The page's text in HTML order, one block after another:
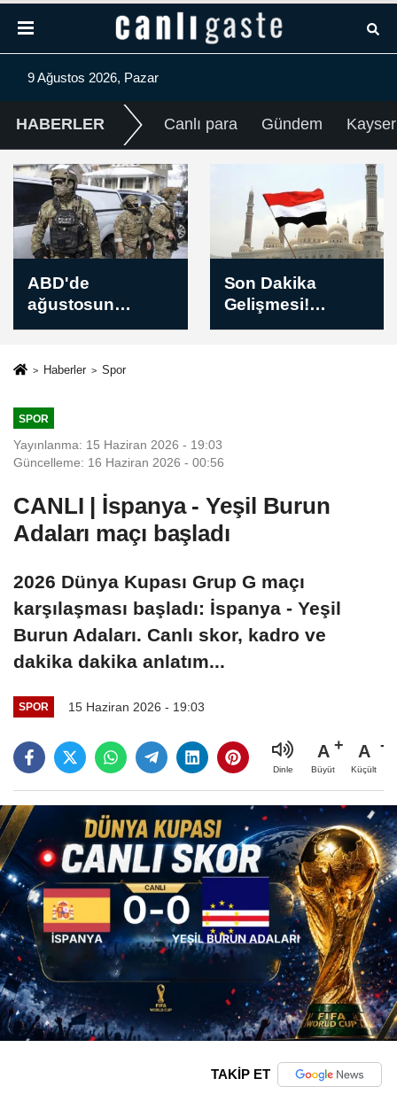
9 Ağustos 2026, Pazar
HABERLER Canlı para Gündem
Son Dakika
Gelişmesi!
Yemen'deki İran
Suudi
petrol şirketi
Aramco'nun
Cizan
rafinerisini
İHA'yla hedef
aldık
İran Meclisi üyesi
Maliki: Hürmüz
Boğazı
Haberler Spor
SPOR
Yayınlanma: 15 Haziran 2026 - 19:03
Güncelleme: 16 Haziran 2026 - 00:56
CANLI | İspanya - Yeşil Burun
Adaları maçı başladı
2026 Dünya Kupası Grup G maçı
karşılaşması başladı: İspanya - Yeşil
Burun Adaları. Canlı skor, kadro ve
dakika dakika anlatım...
SPOR 15 Haziran 2026 - 19:03
Dinle
A
Büyüt
A
Küçült
TAKİP ET